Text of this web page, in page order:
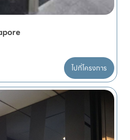
ไปที่โครงการ